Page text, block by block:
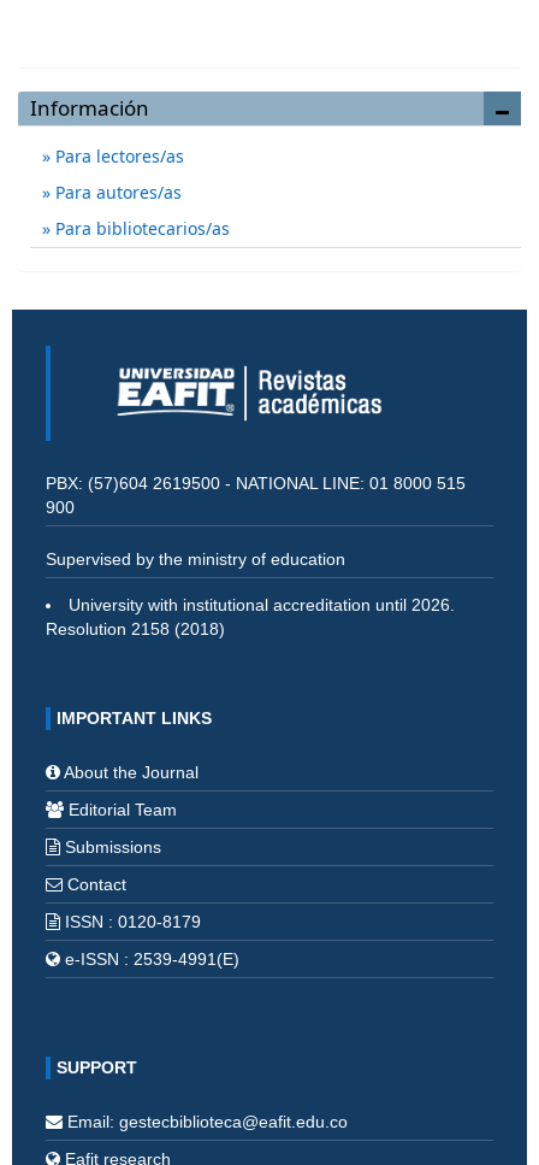
Información
Para lectores/as
Para autores/as
Para bibliotecarios/as
PBX: (57)604 2619500 - NATIONAL LINE: 01 8000 515
900
Supervised by the ministry of education
University with institutional accreditation until 2026.
Resolution 2158 (2018)
IMPORTANT LINKS
About the Journal
Editorial Team
Submissions
Contact
ISSN : 0120-8179
e-ISSN : 2539-4991(E)
SUPPORT
Email: gestecbiblioteca@eafit.edu.co
Eafit research